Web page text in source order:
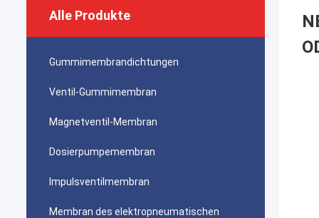
Alle Produkte
Gummimembrandichtungen
Ventil-Gummimembran
Magnetventil-Membran
Dosierpumpemembran
Impulsventilmembran
Membran des elektropneumatischen